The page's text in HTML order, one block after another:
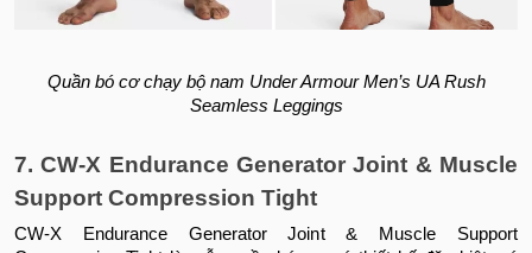
Quần bó cơ chạy bộ nam Under Armour Men’s UA Rush
Seamless Leggings
7. CW-X Endurance Generator Joint & Muscle
Support Compression Tight
CW-X Endurance Generator Joint & Muscle Support